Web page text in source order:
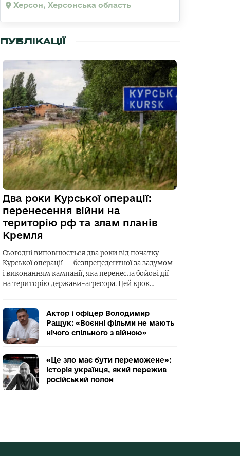
Херсон, Херсонська область
ПУБЛІКАЦІЇ
Два роки Курської операції:
перенесення війни на
територію рф та злам планів
Кремля
Сьогодні виповнюється два роки від початку
Курської операції — безпрецедентної за задумом
і виконанням кампанії, яка перенесла бойові дії
на територію держави-агресора. Цей крок…
Актор і офіцер Володимир
Ращук: «Воєнні фільми не мають
нічого спільного з війною»
«Це зло має бути переможене»:
історія українця, який пережив
російський полон